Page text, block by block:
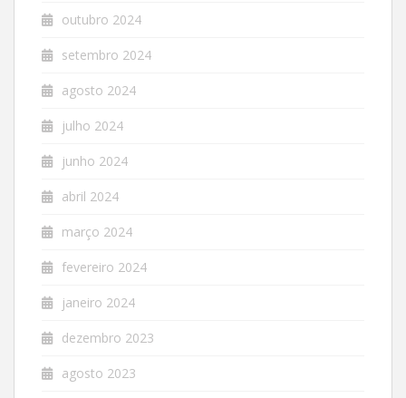
outubro 2024
setembro 2024
agosto 2024
julho 2024
junho 2024
abril 2024
março 2024
fevereiro 2024
janeiro 2024
dezembro 2023
agosto 2023